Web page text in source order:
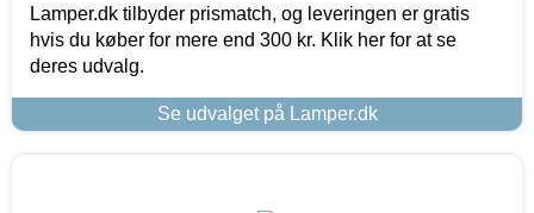
Lamper.dk tilbyder prismatch, og leveringen er gratis
hvis du køber for mere end 300 kr. Klik her for at se
deres udvalg.
Se udvalget på Lamper.dk